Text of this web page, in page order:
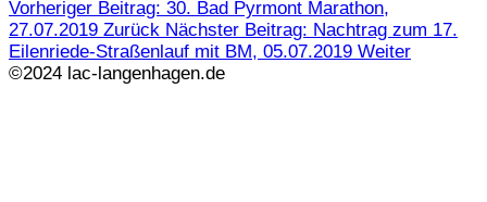
Vorheriger Beitrag: 30. Bad Pyrmont Marathon,
27.07.2019 Zurück Nächster Beitrag: Nachtrag zum 17.
Eilenriede-Straßenlauf mit BM, 05.07.2019 Weiter
©2024 lac-langenhagen.de